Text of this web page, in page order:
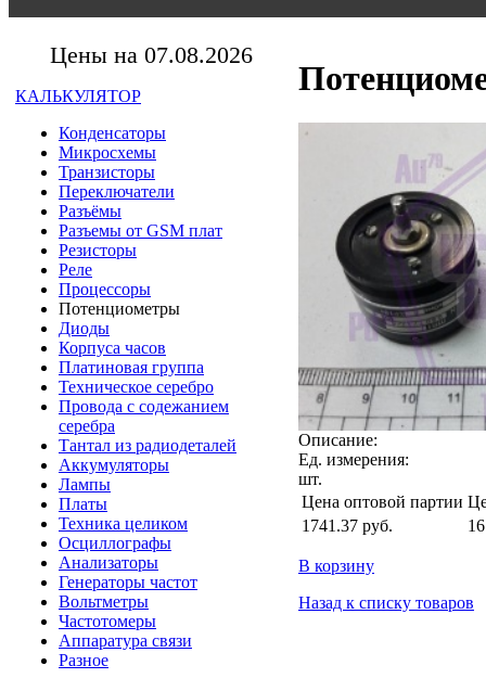
Цены на 07.08.2026
КАЛЬКУЛЯТОР
Конденсаторы
Микросхемы
Транзисторы
Переключатели
Разъёмы
Разъемы от GSM плат
Резисторы
Реле
Процессоры
Потенциометры
Диоды
Корпуса часов
Платиновая группа
Техническое серебро
Провода с содежанием
серебра
Тантал из радиодеталей
Аккумуляторы
Лампы
Платы
Техника целиком
Осциллографы
Анализаторы
Генераторы частот
Вольтметры
Частотомеры
Аппаратура связи
Разное
Описание:
Ед. измерения:
шт.
Цена оптовой партии
1741.37 руб.
В корзину
Назад к списку товаров